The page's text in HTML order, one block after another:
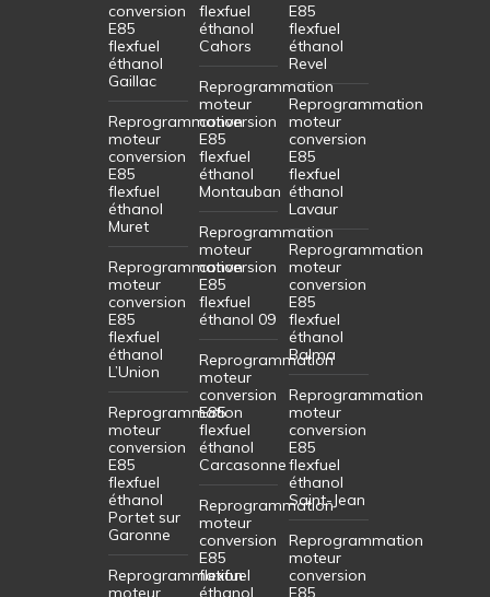
conversion
E85
flexfuel
éthanol
Gaillac
Reprogrammation
moteur
conversion
E85
flexfuel
éthanol
Muret
Reprogrammation
moteur
conversion
E85
flexfuel
éthanol
L’Union
Reprogrammation
moteur
conversion
E85
flexfuel
éthanol
Portet sur
Garonne
Reprogrammation
moteur
flexfuel
éthanol
Cahors
Reprogrammation
moteur
conversion
E85
flexfuel
éthanol
Montauban
Reprogrammation
moteur
conversion
E85
flexfuel
éthanol 09
Reprogrammation
moteur
conversion
E85
flexfuel
éthanol
Carcasonne
Reprogrammation
moteur
conversion
E85
flexfuel
éthanol
E85
flexfuel
éthanol
Revel
Reprogrammation
moteur
conversion
E85
flexfuel
éthanol
Lavaur
Reprogrammation
moteur
conversion
E85
flexfuel
éthanol
Balma
Reprogrammation
moteur
conversion
E85
flexfuel
éthanol
Saint-Jean
Reprogrammation
moteur
conversion
E85